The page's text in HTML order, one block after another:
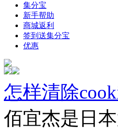
集分宝
新手帮助
商城返利
签到送集分宝
优惠
怎样清除
佰宜杰是日